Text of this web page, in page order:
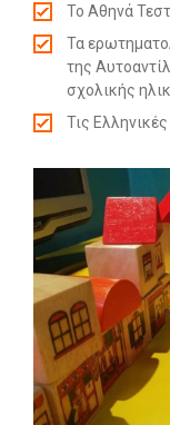
Το Αθηνά Τεστ.
Τα
της
σχολικής
Τις